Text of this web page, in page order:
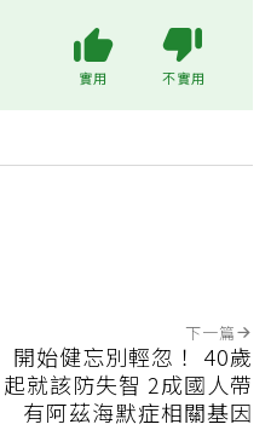
實用 不實用
下一篇
開始健忘別輕忽！ 40歲
起就該防失智 2成國人帶
有阿茲海默症相關基因